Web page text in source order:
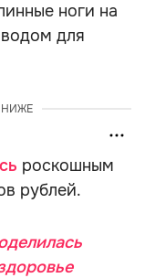
ноги на
для
роскошным
рублей.